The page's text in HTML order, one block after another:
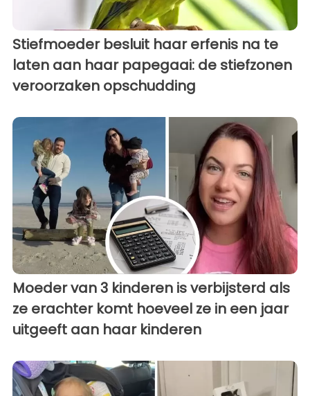
Stiefmoeder besluit haar erfenis na te
laten aan haar papegaai: de stiefzonen
veroorzaken opschudding
Moeder van 3 kinderen is verbijsterd als
ze erachter komt hoeveel ze in een jaar
uitgeeft aan haar kinderen